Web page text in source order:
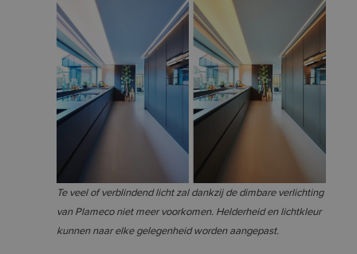
Te veel of verblindend licht zal dankzij de dimbare verlichting
van Plameco niet meer voorkomen. Helderheid en lichtkleur
kunnen naar elke gelegenheid worden aangepast.